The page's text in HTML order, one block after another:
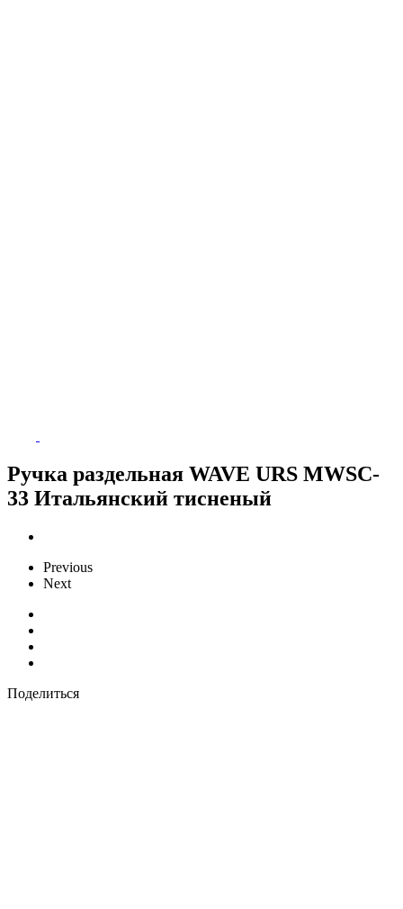
Ручка раздельная WAVE URS MWSC-
33 Итальянский тисненый
Previous
Next
Поделиться